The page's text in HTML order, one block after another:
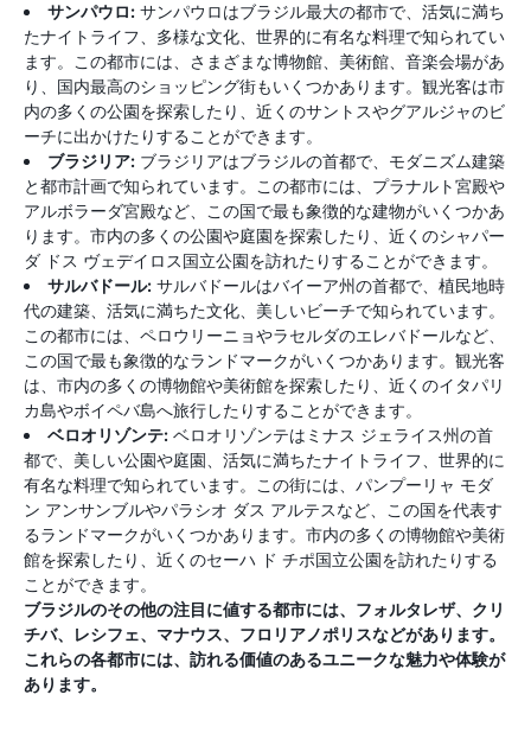
サンパウロ: サンパウロはブラジル最大の都市で、活気に満ち
たナイトライフ、多様な文化、世界的に有名な料理で知られてい
ます。この都市には、さまざまな博物館、美術館、音楽会場があ
り、国内最高のショッピング街もいくつかあります。観光客は市
内の多くの公園を探索したり、近くのサントスやグアルジャのビ
ーチに出かけたりすることができます。
ブラジリア: ブラジリアはブラジルの首都で、モダニズム建築
と都市計画で知られています。この都市には、プラナルト宮殿や
アルボラーダ宮殿など、この国で最も象徴的な建物がいくつかあ
ります。市内の多くの公園や庭園を探索したり、近くのシャパー
ダ ドス ヴェデイロス国立公園を訪れたりすることができます。
サルバドール: サルバドールはバイーア州の首都で、植民地時
代の建築、活気に満ちた文化、美しいビーチで知られています。
この都市には、ペロウリーニョやラセルダのエレバドールなど、
この国で最も象徴的なランドマークがいくつかあります。観光客
は、市内の多くの博物館や美術館を探索したり、近くのイタパリ
カ島やボイペバ島へ旅行したりすることができます。
ベロオリゾンテ: ベロオリゾンテはミナス ジェライス州の首
都で、美しい公園や庭園、活気に満ちたナイトライフ、世界的に
有名な料理で知られています。この街には、パンプーリャ モダ
ン アンサンブルやパラシオ ダス アルテスなど、この国を代表す
るランドマークがいくつかあります。市内の多くの博物館や美術
館を探索したり、近くのセーハ ド チポ国立公園を訪れたりする
ことができます。
ブラジルのその他の注目に値する都市には、フォルタレザ、クリ
チバ、レシフェ、マナウス、フロリアノポリスなどがあります。
これらの各都市には、訪れる価値のあるユニークな魅力や体験が
あります。